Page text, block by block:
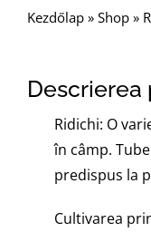
Kezdőlap » Shop »
Descrierea
Ridichi: O
în câmp.
predispus la
Cultivarea